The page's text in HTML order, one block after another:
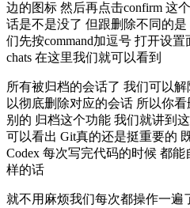
边的图标 然后再点击confirm 这
话是不是没了 但跟删除不同的
们先按command加逗号 打开设
chats 在这里我们就可以看到
所有被归档的会话了 我们可以
以彻底删除对应的会话 所以你
别的 归档这个功能 我们就讲到
可以看出 Git真的还是挺重要的
Codex 每次写完代码的时候 都
样的话
就不用麻烦我们每次都操作一遍